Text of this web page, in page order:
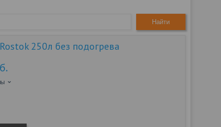
Найти
250л без подогрева